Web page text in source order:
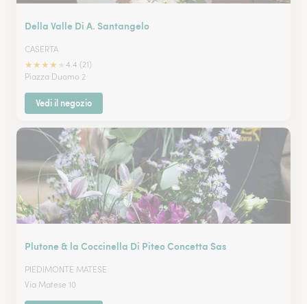
Della Valle Di A. Santangelo
CASERTA
★★★★
4.4 (21)
Piazza Duomo 2
Vedi il negozio
Plutone & la Coccinella Di Piteo Concetta Sas
PIEDIMONTE MATESE
Via Matese 10